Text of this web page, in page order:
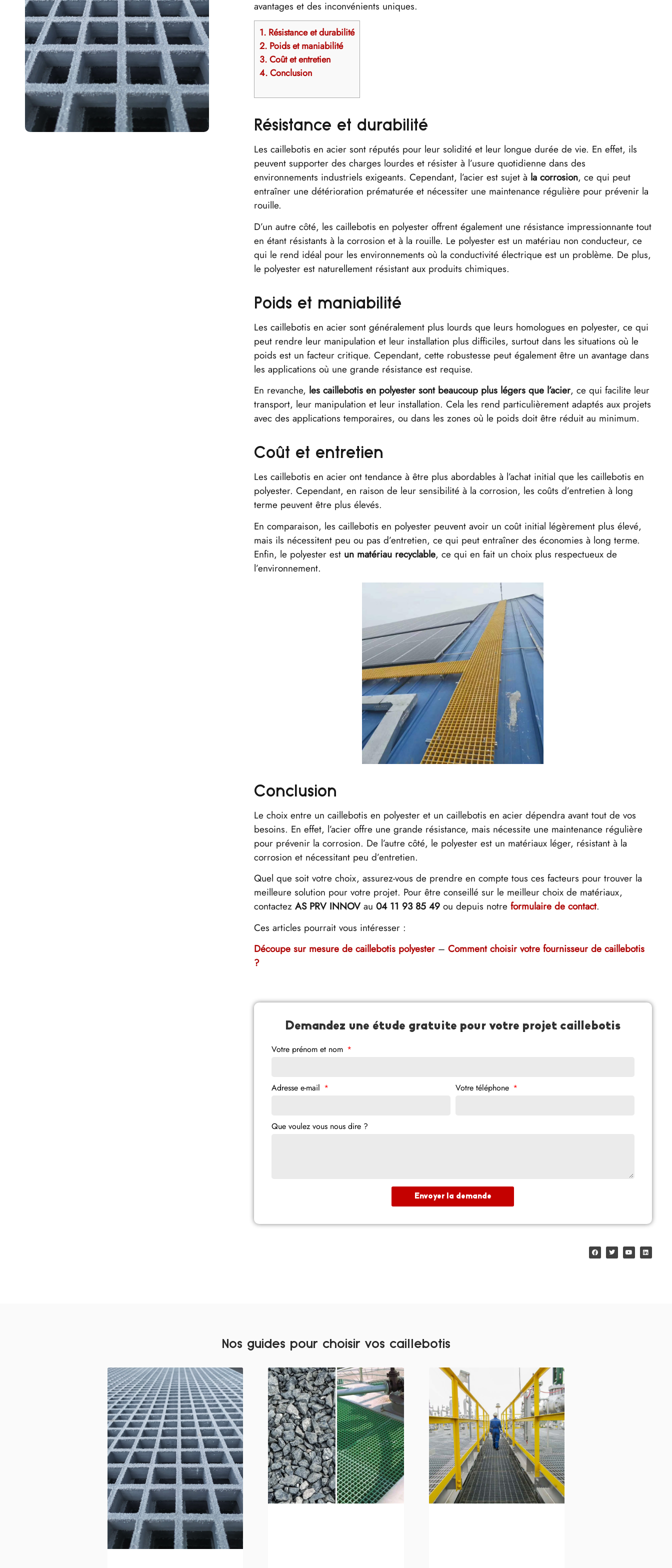
avantages et des inconvénients uniques.
1.Résistance et durabilité
2.Poids et maniabilité
3.Coût et entretien
4.Conclusion
Résistance et durabilité
Les caillebotis en acier sont réputés pour leur solidité et leur longue durée de vie. En effet, ils
peuvent supporter des charges lourdes et résister à l’usure quotidienne dans des
environnements industriels exigeants. Cependant, l’acier est sujet à la corrosion, ce qui peut
entraîner une détérioration prématurée et nécessiter une maintenance régulière pour prévenir la
rouille.
D’un autre côté, les caillebotis en polyester offrent également une résistance impressionnante tout
en étant résistants à la corrosion et à la rouille. Le polyester est un matériau non conducteur, ce
qui le rend idéal pour les environnements où la conductivité électrique est un problème. De plus,
le polyester est naturellement résistant aux produits chimiques.
Poids et maniabilité
Les caillebotis en acier sont généralement plus lourds que leurs homologues en polyester, ce qui
peut rendre leur manipulation et leur installation plus difficiles, surtout dans les situations où le
poids est un facteur critique. Cependant, cette robustesse peut également être un avantage dans
les applications où une grande résistance est requise.
En revanche, les caillebotis en polyester sont beaucoup plus légers que l’acier, ce qui facilite leur
transport, leur manipulation et leur installation. Cela les rend particulièrement adaptés aux projets
avec des applications temporaires, ou dans les zones où le poids doit être réduit au minimum.
Coût et entretien
Les caillebotis en acier ont tendance à être plus abordables à l’achat initial que les caillebotis en
polyester. Cependant, en raison de leur sensibilité à la corrosion, les coûts d’entretien à long
terme peuvent être plus élevés.
En comparaison, les caillebotis en polyester peuvent avoir un coût initial légèrement plus élevé,
mais ils nécessitent peu ou pas d’entretien, ce qui peut entraîner des économies à long terme.
Enfin, le polyester est un matériau recyclable, ce qui en fait un choix plus respectueux de
l’environnement.
Conclusion
Le choix entre un caillebotis en polyester et un caillebotis en acier dépendra avant tout de vos
besoins. En effet, l’acier offre une grande résistance, mais nécessite une maintenance régulière
pour prévenir la corrosion. De l’autre côté, le polyester est un matériaux léger, résistant à la
corrosion et nécessitant peu d’entretien.
Quel que soit votre choix, assurez-vous de prendre en compte tous ces facteurs pour trouver la
meilleure solution pour votre projet. Pour être conseillé sur le meilleur choix de matériaux,
contactez AS PRV INNOVau 04 11 93 85 49ou depuis notre formulaire de contact.
Ces articles pourrait vous intéresser :
Découpe sur mesure de caillebotis polyester– Comment choisir votre fournisseur de caillebotis
?
Demandez une étude gratuite pour votre projet caillebotis
Votre prénom et nom
Adresse e-mail Votre téléphone
Que voulez vous nous dire ?
Envoyer la demande
Nos guides pour choisir vos caillebotis